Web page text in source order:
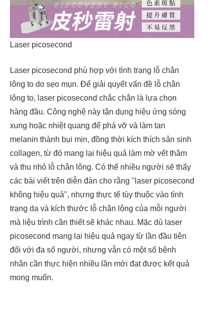
Laser picosecond
Laser picosecond phù hợp với tình trạng lỗ chân
lông to do sẹo mụn. Để giải quyết vấn đề lỗ chân
lông to, laser picosecond chắc chắn là lựa chọn
hàng đầu. Công nghệ này tận dụng hiệu ứng sóng
xung hoặc nhiệt quang để phá vỡ và làm tan
melanin thành bụi mịn, đồng thời kích thích sản sinh
collagen, từ đó mang lại hiệu quả làm mờ vết thâm
và thu nhỏ lỗ chân lông. Có thể nhiều người sẽ thấy
các bài viết trên diễn đàn cho rằng "laser picosecond
không hiệu quả", nhưng thực tế tùy thuộc vào tình
trạng da và kích thước lỗ chân lông của mỗi người
mà liệu trình cần thiết sẽ khác nhau. Mặc dù laser
picosecond mang lại hiệu quả ngay từ lần đầu tiên
đối với đa số người, nhưng vẫn có một số bệnh
nhân cần thực hiện nhiều lần mới đạt được kết quả
mong muốn.